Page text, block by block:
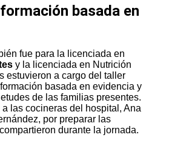
basada en
fue para la licenciada en
y la licenciada en Nutrición
estuvieron a cargo del taller
basada en evidencia y
de las familias presentes.
las cocineras del hospital, Ana
por preparar las
durante la jornada.